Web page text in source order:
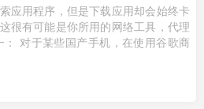
应用程序，但是下载应用却会始终卡
很有可能是你所用的网络工具，代理
对于某些国产手机，在使用谷歌商